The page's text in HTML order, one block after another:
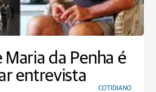
Maria da Penha é
entrevista
COTIDIANO